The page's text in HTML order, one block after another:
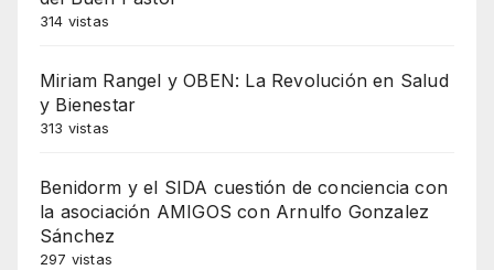
314 vistas
Miriam Rangel y OBEN: La Revolución en Salud
y Bienestar
313 vistas
Benidorm y el SIDA cuestión de conciencia con
la asociación AMIGOS con Arnulfo Gonzalez
Sánchez
297 vistas